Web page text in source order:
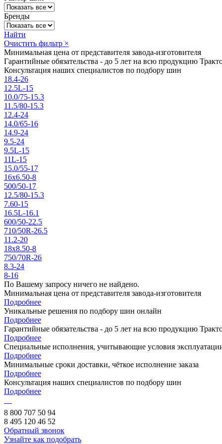
Бренды
Найти
Очистить фильтр ×
Минимальная цена от представителя завода-изготовителя
Гарантийные обязательства - до 5 лет на всю продукцию
Консультация наших специалистов по подбору шин
18.4-26
12.5L-15
10.0/75-15.3
11.5/80-15.3
12.4-24
14.0/65-16
14.9-24
9.5-24
9.5L-15
11L-15
15.0/55-17
16x6.50-8
500/50-17
12.5/80-15.3
7.60-15
16.5L-16.1
600/50-22.5
710/50R-26.5
11.2-20
18x8.50-8
750/70R-26
8.3-24
8-16
По Вашему запросу ничего не найдено.
Минимальная цена от представителя завода-изготовителя
Подробнее
Уникальные решения по подбору шин онлайн
Подробнее
Гарантийные обязательства - до 5 лет на всю продукцию
Подробнее
Специальные исполнения, учитывающие условия
Подробнее
Минимальные сроки доставки, чёткое исполнение заказа
Подробнее
Консультация наших специалистов по подбору шин
Подробнее
8 800 707 50 94
8 495 120 46 52
Обратный звонок
Узнайте как подобрать